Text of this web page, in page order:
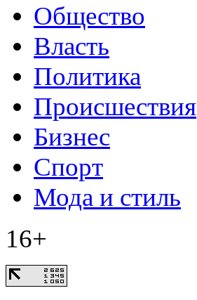
Общество
Власть
Политика
Происшествия
Бизнес
Спорт
Мода и стиль
16+